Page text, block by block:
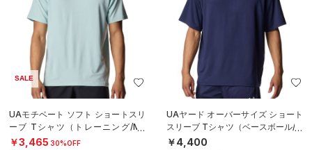
SALE
UAモチベート ソフト ショートスリ
ーブ Tシャツ（トレーニング/ME
N）
￥3,465 30%OFF
UAヤード オーバーサイズ ショート
スリーブ Tシャツ（ベースボール/M
EN）
￥4,400